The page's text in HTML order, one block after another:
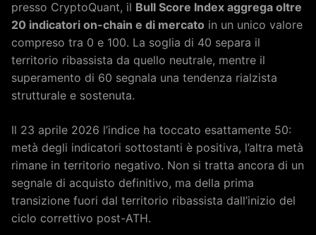
presso CryptoQuant, il Bull Score Index aggrega oltre
20 indicatori on-chain e di mercato in un unico valore
compreso tra 0 e 100. La soglia di 40 separa il
territorio ribassista da quello neutrale, mentre il
superamento di 60 segnala una tendenza rialzista
strutturale e sostenuta.
Il 23 aprile 2026 l’indice ha toccato esattamente 50:
metà degli indicatori sottostanti è positiva, l’altra metà
rimane in territorio negativo. Non si tratta ancora di un
segnale di acquisto definitivo, ma della prima
transizione fuori dal territorio ribassista dall’inizio del
ciclo correttivo post-ATH.